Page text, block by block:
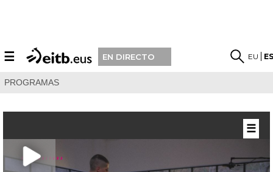
☰ EN DIRECTO EU
PROGRAMAS
☰